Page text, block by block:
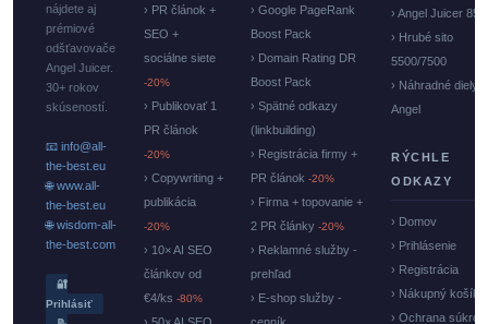
nájdete aj
prémiové
odšťavovače
Angel Juicer.
30+ rokov
skúseností.
📧 info@all-
the-best.eu
🌐 www.all-
the-best.eu
🌐 wisdom-all-
the-best.com
🔐
Prihlásiť
› PR článok +
SEO +
sociálne siete
-20%
› Publikovať 1
PR článok
-20%
› Copywriting +
publikácia
-20%
› 10× AI SEO
článkov od
€4/ks -80%
› Google PageRank
Boost Pack
› Domain Rating DR
Boost Pack
› Spätné odkazy
(linkbuilding)
› Registrácia firmy +
PR článok -20%
› Firma + topovanie +
2 PR články -20%
› Reklamné služby -
prehľad
› E-shop služby -
› Angel Juicer
› Hrubé sito
5500/7500
› Náhradné diely
Angel
RÝCHLE
ODKAZY
› Domov
› Prihlásenie
› Registrácia
› Nákupný košík
› Ochrana